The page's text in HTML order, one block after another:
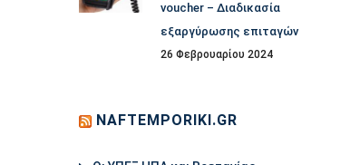
voucher – Διαδικασία
εξαργύρωσης επιταγών
26 Φεβρουαρίου 2024
NAFTEMPORIKI.GR